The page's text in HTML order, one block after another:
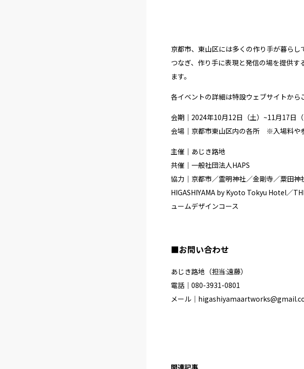
京都市、東山区には多くの作り手が暮ら
つなぎ、作り手に表現と発信の場を提供
ます。
各イベントの詳細は特設ウェブサイトから
会期｜2024年10月12日（土）~11月17日
会場｜京都市東山区内の各所 ※入場料や
主催｜あじき路地
共催｜一般社団法人HAPS
協力｜京都市／霊明神社／金剛寺／粟田
HIGASHIYAMA by Kyoto Tokyu Hotel／
ュームデザインコース
■お問い合わせ
あじき路地（担当:遠藤）
電話｜080-3931-0801
メール｜
関連記事